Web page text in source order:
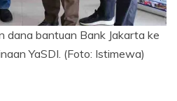
dana bantuan Bank Jakarta ke
YaSDI. (Foto: Istimewa)